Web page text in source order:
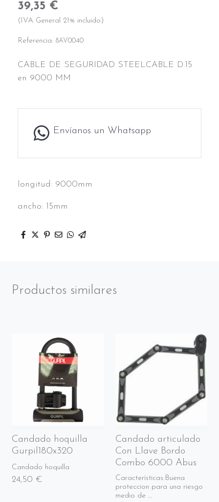
39,35 €
(IVA General 21% incluido)
Referencia: 8AV0040
CABLE DE SEGURIDAD STEELCABLE D.15
en 9000 MM
Envíanos un Whatsapp
longitud: 9000mm
ancho: 15mm
Productos similares
Candado hoquilla
Gurpil180x320
Candado hoquilla
24,50 €
Candado articulado
Con Llave Bordo
Combo 6000 Abus
Características:Buena
proteccion para una riesgo
medio de ...